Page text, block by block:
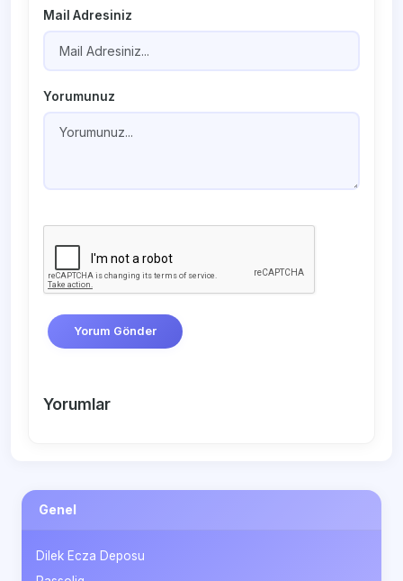
Mail Adresiniz
Yorumunuz
Yorum Gönder
Yorumlar
Genel
Dilek Ecza Deposu